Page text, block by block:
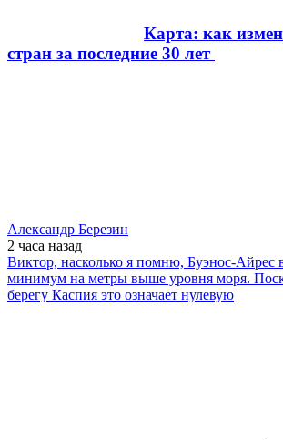
Карта: как
стран за последние 30 лет
Александр Березин
2 часа назад
Виктор, насколько я помню, Буэнос-Айрес
минимум на метры выше уровня моря.
берегу Каспия это означает нулевую